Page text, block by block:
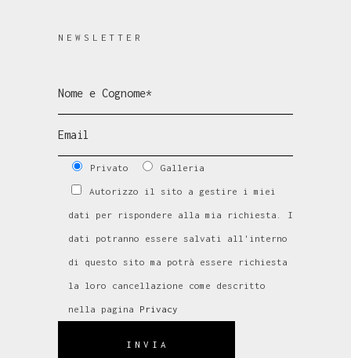
NEWSLETTER
Privato Galleria
Autorizzo il sito a gestire i miei
dati per rispondere alla mia richiesta. I
dati potranno essere salvati all'interno
di questo sito ma potrà essere richiesta
la loro cancellazione come descritto
nella pagina Privacy
INVIA